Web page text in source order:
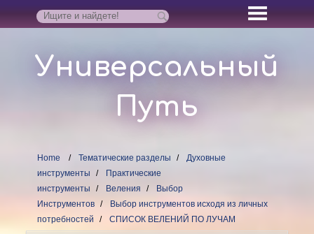
Универсальный
Путь
Home Тематические разделы
Духовные
инструменты
Практические
инструменты
Веления
Выбор
Инструментов
Выбор инструментов исходя из личных
потребностей
СПИСОК ВЕЛЕНИЙ ПО ЛУЧАМ